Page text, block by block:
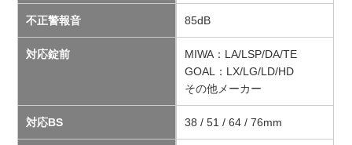
不正警報音 85dB
対応錠前
MIWA：LA/LSP/DA/TE
GOAL：LX/LG/LD/HD
その他メーカー
対応BS 38 / 51 / 64 / 76mm